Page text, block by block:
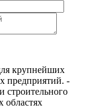
крупнейших
предприятий. -
строительного
областях